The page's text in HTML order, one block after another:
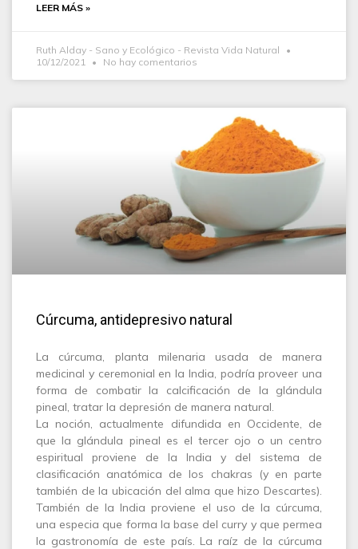
LEER MÁS »
Ruth Alday - Sano y Ecológico - Revista Vida Natural
10/12/2021
No hay comentarios
Cúrcuma, antidepresivo natural
La cúrcuma, planta milenaria usada de manera
medicinal y ceremonial en la India, podría proveer una
forma de combatir la calcificación de la glándula
pineal, tratar la depresión de manera natural.
La noción, actualmente difundida en Occidente, de
que la glándula pineal es el tercer ojo o un centro
espiritual proviene de la India y del sistema de
clasificación anatómica de los chakras (y en parte
también de la ubicación del alma que hizo Descartes).
También de la India proviene el uso de la cúrcuma,
una especia que forma la base del curry y que permea
la gastronomía de este país. La raíz de la cúrcuma